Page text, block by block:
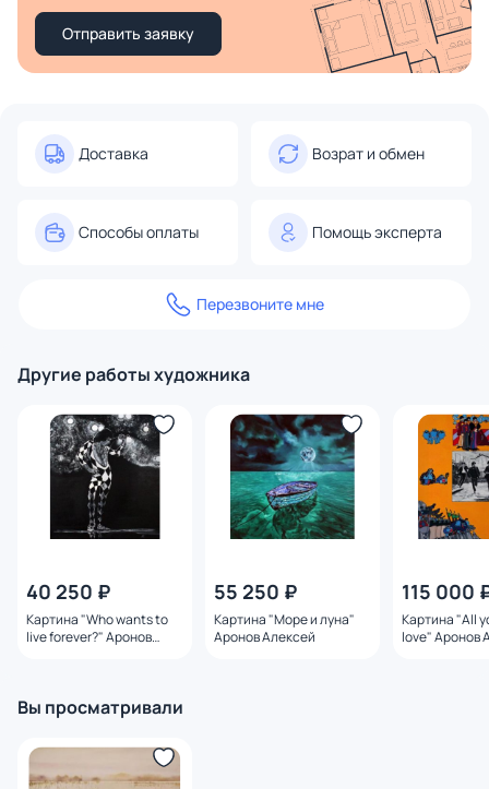
Отправить заявку
Доставка Возрат и обмен
Способы оплаты Помощь эксперта
Перезвоните мне
Другие работы художника
40 250 ₽
Картина "Who wants to
live forever?" Аронов
55 250 ₽
Картина "Море и луна"
Аронов Алексей
115 000
Картина "All
love" Аронов
Вы просматривали